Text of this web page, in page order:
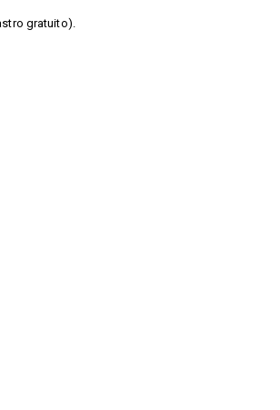
gratuito).